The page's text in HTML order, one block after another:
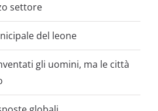
settore
del leone
gli uomini, ma le città